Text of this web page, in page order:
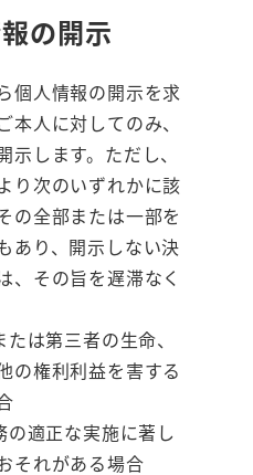
の開示
個人情報の開示を求
本人に対してのみ、
します。ただし、
り次のいずれかに該
の全部または一部を
あり、開示しない決
、その旨を遅滞なく
は第三者の生命、
の権利利益を害する
の適正な実施に著し
それがある場合